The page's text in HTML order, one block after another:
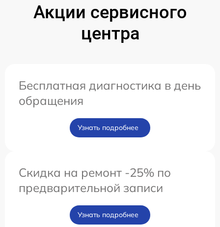
Акции сервисного
центра
Бесплатная диагностика в день
обращения
Узнать подробнее
Скидка на ремонт -25% по
предварительной записи
Узнать подробнее